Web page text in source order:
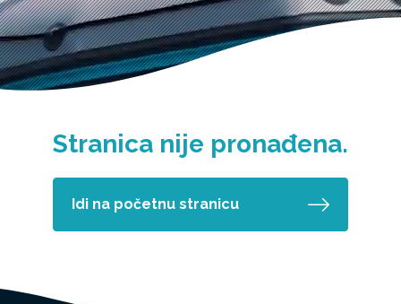
Stranica nije pronađena.
Idi na početnu stranicu